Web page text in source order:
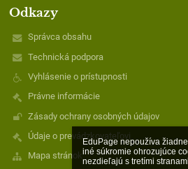
EduPage nepoužíva
iné súkromie ohrozujúce
nezdieľajú s tretími
Odkazy
Správca obsahu
Technická podpora
Vyhlásenie o prístupnosti
Právne informácie
Zásady ochrany osobných údajov
Údaje o prevádzkovateľovi
Mapa stránok